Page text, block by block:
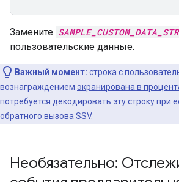
Замените
пользовательские данные.
Важный момент: строка с
вознаграждением экранирована в
потребуется декодировать эту строку при
обратного вызова SSV.
Необязательно: